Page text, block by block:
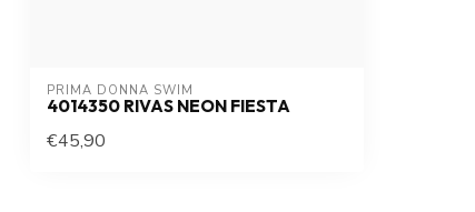
PRIMA DONNA SWIM
4014350 RIVAS NEON FIESTA
€45,90